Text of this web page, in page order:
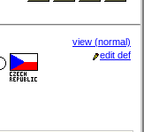
view (normal)
edit def